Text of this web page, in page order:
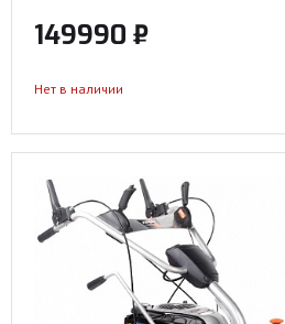
149990 ₽
Нет в наличии